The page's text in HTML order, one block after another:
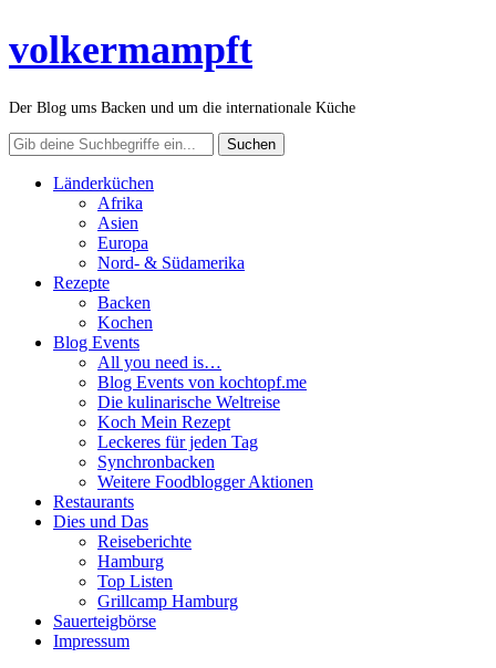
volkermampft
Der Blog ums Backen und um die internationale Küche
Länderküchen
Afrika
Asien
Europa
Nord- & Südamerika
Rezepte
Backen
Kochen
Blog Events
All you need is…
Blog Events von kochtopf.me
Die kulinarische Weltreise
Koch Mein Rezept
Leckeres für jeden Tag
Synchronbacken
Weitere Foodblogger Aktionen
Restaurants
Dies und Das
Reiseberichte
Hamburg
Top Listen
Grillcamp Hamburg
Sauerteigbörse
Impressum